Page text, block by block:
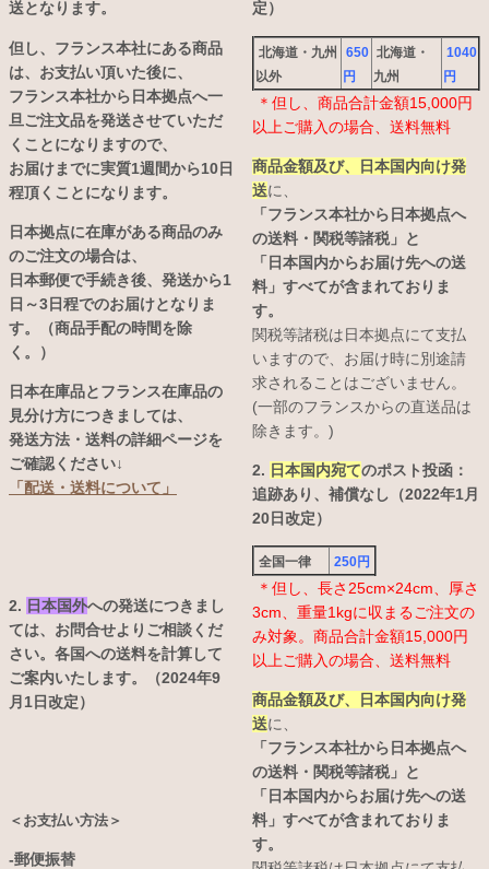
送となります。
但し、フランス本社にある商品
は、お支払い頂いた後に、
フランス本社から日本拠点へ一
旦ご注文品を発送させていただ
くことになりますので、
お届けまでに実質1週間から10日
程頂くことになります。
日本拠点に在庫がある商品のみ
のご注文の場合は、
日本郵便で手続き後、発送から1
日～3日程でのお届けとなりま
す。（商品手配の時間を除
く。）
日本在庫品とフランス在庫品の
見分け方につきましては、
発送方法・送料の詳細ページを
ご確認ください↓
「配送・送料について」
2. 日本国外への発送につきまし
ては、お問合せよりご相談くだ
さい。各国への送料を計算して
ご案内いたします。（2024年9
月1日改定）
＜お支払い方法＞
-郵便振替
定）
北海道・九州
以外
650
円
北海道・
九州
1040
円
＊但し、商品合計金額15,000円
以上ご購入の場合、送料無料
商品金額及び、日本国内向け発
送に、
「フランス本社から日本拠点へ
の送料・関税等諸税」と
「日本国内からお届け先への送
料」すべてが含まれておりま
す。
関税等諸税は日本拠点にて支払
いますので、お届け時に別途請
求されることはございません。
(一部のフランスからの直送品は
除きます。)
2. 日本国内宛てのポスト投函：
追跡あり、補償なし（2022年1月
20日改定）
全国一律 250円
＊但し、長さ25cm×24cm、厚さ
3cm、重量1kgに収まるご注文の
み対象。商品合計金額15,000円
以上ご購入の場合、送料無料
商品金額及び、日本国内向け発
送に、
「フランス本社から日本拠点へ
の送料・関税等諸税」と
「日本国内からお届け先への送
料」すべてが含まれておりま
す。